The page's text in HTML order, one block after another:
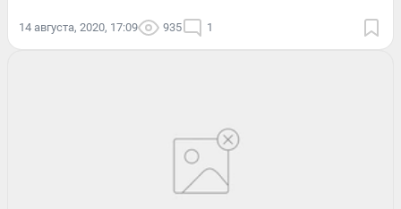
14 августа, 2020, 17:09 935 1